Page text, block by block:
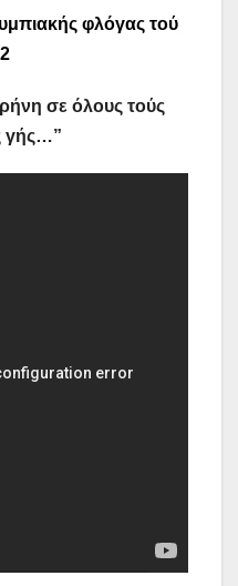
φλόγας τού
σε όλους τούς
γής…”